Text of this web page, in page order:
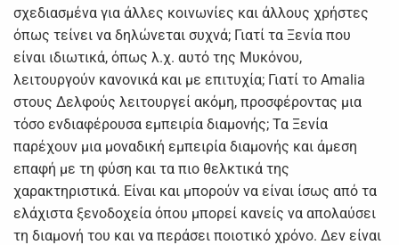
σχεδιασμένα για άλλες κοινωνίες και άλλους χρήστες
όπως τείνει να δηλώνεται συχνά; Γιατί τα Ξενία που
είναι ιδιωτικά, όπως λ.χ. αυτό της Μυκόνου,
λειτουργούν κανονικά και με επιτυχία; Γιατί το Amalia
στους Δελφούς λειτουργεί ακόμη, προσφέροντας μια
τόσο ενδιαφέρουσα εμπειρία διαμονής; Τα Ξενία
παρέχουν μια μοναδική εμπειρία διαμονής και άμεση
επαφή με τη φύση και τα πιο θελκτικά της
χαρακτηριστικά. Είναι και μπορούν να είναι ίσως από τα
ελάχιστα ξενοδοχεία όπου μπορεί κανείς να απολαύσει
τη διαμονή του και να περάσει ποιοτικό χρόνο. Δεν είναι